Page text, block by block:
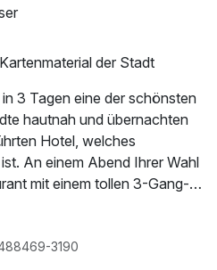
der Stadt
3 Tagen eine der schönsten
hautnah und übernachten
Hotel, welches
An einem Abend Ihrer Wahl
mit einem tollen 3-Gang-
genießen und Marburg
LAN Nutzung /
3190